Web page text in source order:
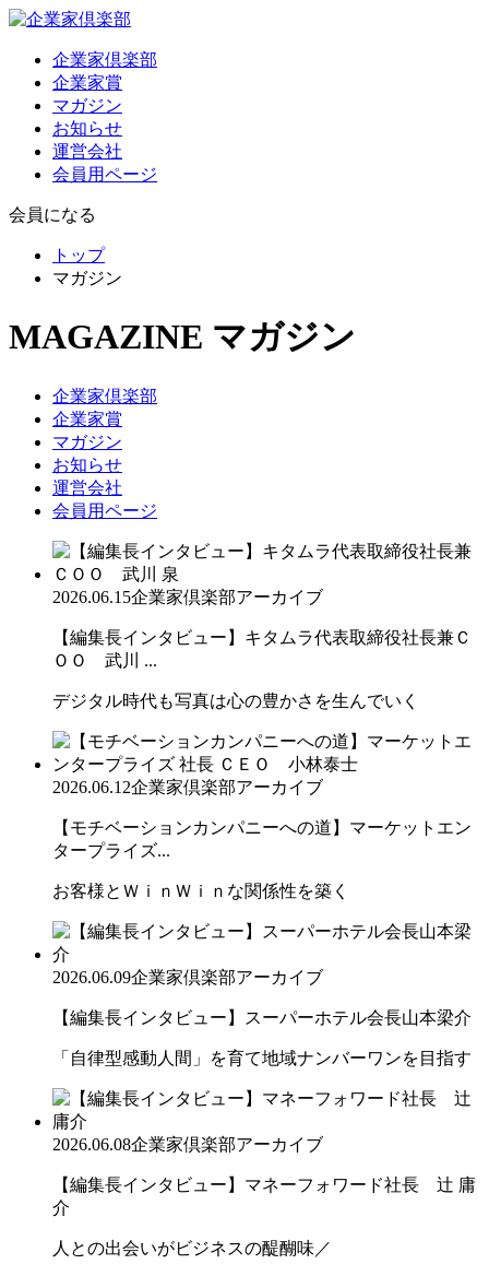
企業家倶楽部
企業家賞
マガジン
お知らせ
運営会社
会員用ページ
会員になる
トップ
マガジン
MAGAZINE マガジン
企業家倶楽部
企業家賞
マガジン
お知らせ
運営会社
会員用ページ
2026.06.15企業家倶楽部アーカイブ
【編集長インタビュー】キタムラ代表取締役社長兼Ｃ
ＯＯ 武川 ...
デジタル時代も写真は心の豊かさを生んでいく
2026.06.12企業家倶楽部アーカイブ
【モチベーションカンパニーへの道】マーケットエン
タープライズ...
お客様とＷｉｎＷｉｎな関係性を築く
2026.06.09企業家倶楽部アーカイブ
【編集長インタビュー】スーパーホテル会長山本梁介
「自律型感動人間」を育て地域ナンバーワンを目指す
2026.06.08企業家倶楽部アーカイブ
【編集長インタビュー】マネーフォワード社長 辻 庸
介
人との出会いがビジネスの醍醐味／